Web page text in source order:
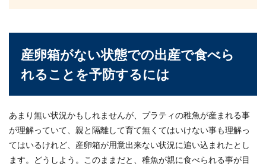
産卵箱がない状態での出産で食べら
れることを予防するには
あまり無い状況かもしれませんが、プラティの稚魚が産まれる事
が理解っていて、親と隔離して育て無くてはいけない事も理解っ
てはいるけれど、産卵箱が用意出来ない状況に追い込まれたとし
ます。どうしよう。このままだと、稚魚が親に食べられる事が目